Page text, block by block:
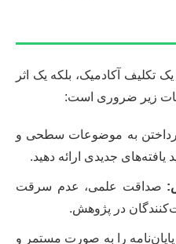
یک تکلیف آکادمیک، بلکه یک اثر
زیر ضروری است:
به موضوعات سطحی و
جدیدی ارائه دهید.
صداقت علمی، عدم سرقت
در پژوهش.
را به صورت مستمر و